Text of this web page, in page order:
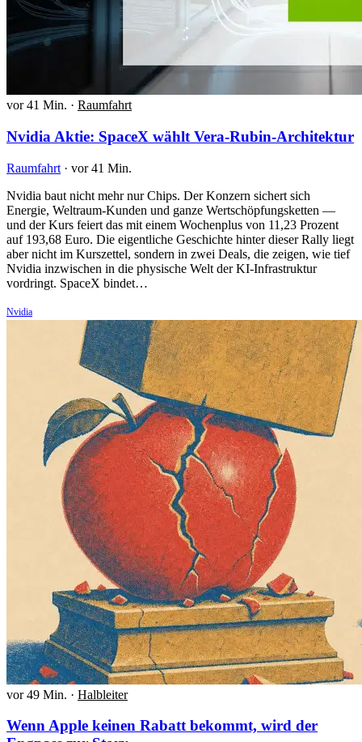
vor 41 Min. · Raumfahrt
Nvidia Aktie: SpaceX wählt Vera-Rubin-Architektur
Raumfahrt · vor 41 Min.
Nvidia baut nicht mehr nur Chips. Der Konzern sichert sich
Energie, Weltraum-Kunden und ganze Wertschöpfungsketten —
und der Kurs feiert das mit einem Wochenplus von 11,23 Prozent
auf 193,68 Euro. Die eigentliche Geschichte hinter dieser Rally liegt
aber nicht im Kurszettel, sondern in zwei Deals, die zeigen, wie tief
Nvidia inzwischen in die physische Welt der KI-Infrastruktur
vordringt. SpaceX bindet…
Nvidia
vor 49 Min. · Halbleiter
Wenn Apple keinen Rabatt bekommt, wird der